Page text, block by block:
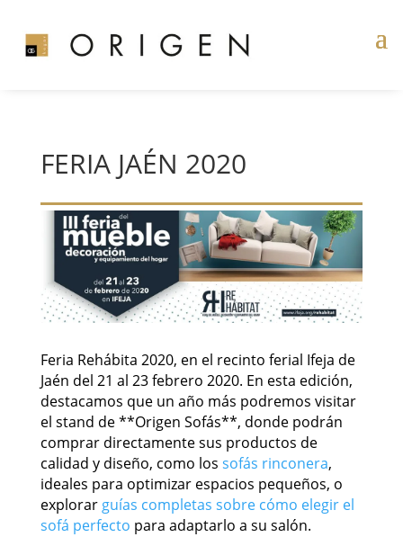
FERIA JAÉN 2020
Feria Rehábita 2020, en el recinto ferial Ifeja de
Jaén del 21 al 23 febrero 2020. En esta edición,
destacamos que un año más podremos visitar
el stand de **Origen Sofás**, donde podrán
comprar directamente sus productos de
calidad y diseño, como los sofás rinconera,
ideales para optimizar espacios pequeños, o
explorar guías completas sobre cómo elegir el
sofá perfecto para adaptarlo a su salón.